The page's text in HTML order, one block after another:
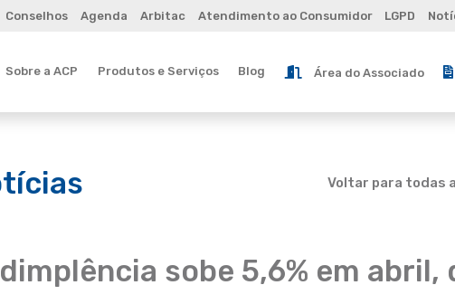
Conselhos Agenda Arbitac Atendimento ao Consumidor LGPD
Sobre a ACP Produtos e Serviços Blog Área do Associado
Voltar para todas
sobe 5,6% em abril,